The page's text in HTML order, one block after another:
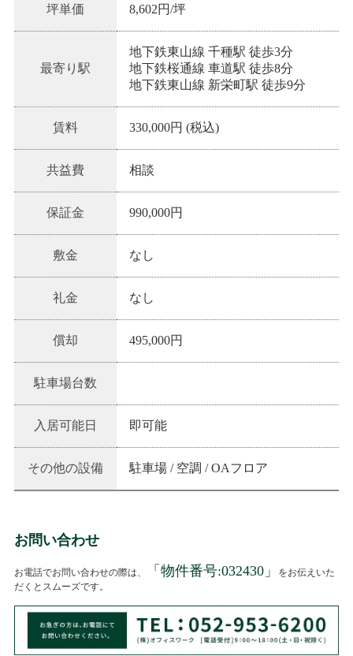
坪単価 8,602円/坪
最寄り駅
地下鉄東山線 千種駅 徒歩3分
地下鉄桜通線 車道駅 徒歩8分
地下鉄東山線 新栄町駅 徒歩9分
賃料 330,000円 (税込)
共益費 相談
保証金 990,000円
敷金 なし
礼金 なし
償却 495,000円
駐車場台数
入居可能日 即可能
その他の設備 駐車場 / 空調 / OAフロア
お問い合わせ
お電話でお問い合わせの際は、 「物件番号:032430」
をお伝えいた
だくとスムーズです。